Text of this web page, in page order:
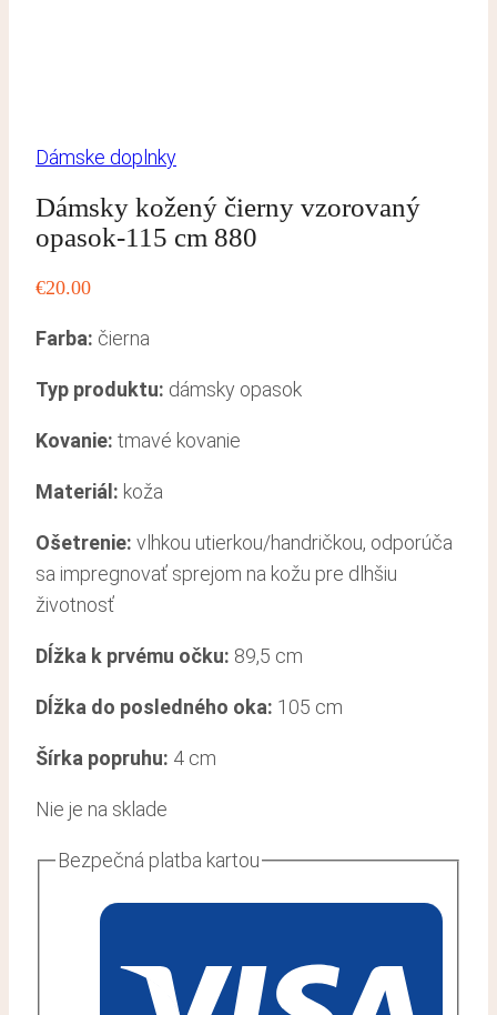
Dámske doplnky
Dámsky kožený čierny vzorovaný
opasok-115 cm 880
€20.00
Farba: čierna
Typ produktu: dámsky opasok
Kovanie: tmavé kovanie
Materiál: koža
Ošetrenie: vlhkou utierkou/handričkou, odporúča
sa impregnovať sprejom na kožu pre dlhšiu
životnosť
Dĺžka k prvému očku: 89,5 cm
Dĺžka do posledného oka: 105 cm
Šírka popruhu: 4 cm
Nie je na sklade
Bezpečná platba kartou